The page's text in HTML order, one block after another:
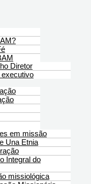
Diretor
executivo
em missão
Una Etnia
Integral do
missiológica